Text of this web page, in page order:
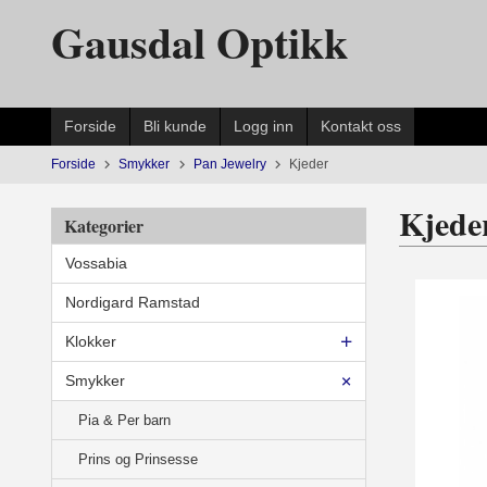
innholdetGausdal Optikk
Forside Bli kunde Logg inn Kontakt oss
Forside Smykker Pan Jewelry Kjeder
Kategorier
Vossabia
Nordigard Ramstad
Klokker
Smykker
Pia & Per barn
Prins og Prinsesse